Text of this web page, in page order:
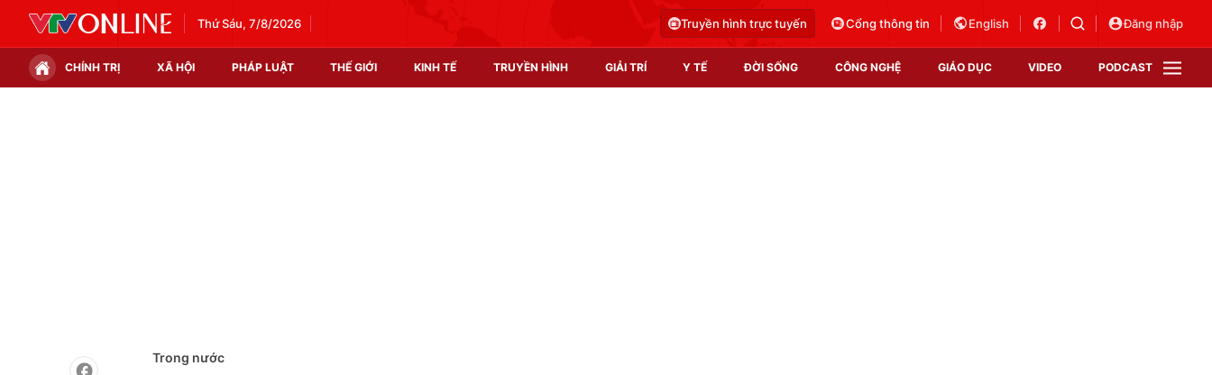
Thứ Sáu, 7/8/2026 Truyền hình trực tuyến Cổng thông tin English Đăng nhập
CHÍNH TRỊ XÃ HỘI PHÁP LUẬT THẾ GIỚI KINH TẾ TRUYỀN HÌNH GIẢI TRÍ Y TẾ ĐỜI SỐNG CÔNG NGHỆ GIÁO DỤC VIDEO PODCAST
Trong nước